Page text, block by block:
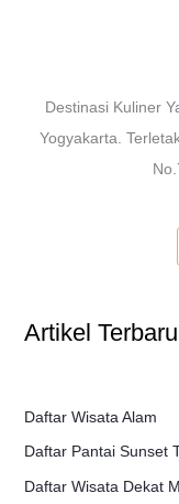
Destinasi Kuliner
Yogyakarta.
Artikel Terbaru
Daftar Wisata Alam
Daftar Pantai Sunset
Daftar Wisata Dekat